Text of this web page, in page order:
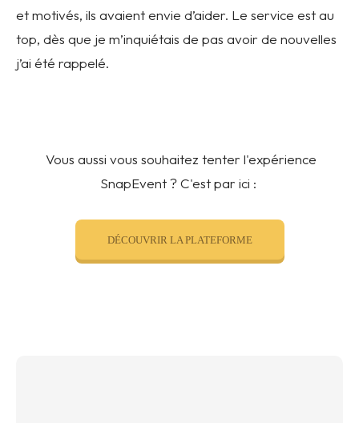
et motivés, ils avaient envie d’aider. Le service est au
top, dès que je m’inquiétais de pas avoir de nouvelles
j’ai été rappelé.
Vous aussi vous souhaitez tenter l'expérience
SnapEvent ? C'est par ici :
DÉCOUVRIR LA PLATEFORME